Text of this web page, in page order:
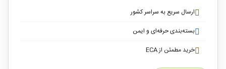
ارسال سریع به سراسر کشور
بسته‌بندی حرفه‌ای و ایمن
خرید مطمئن از ECA